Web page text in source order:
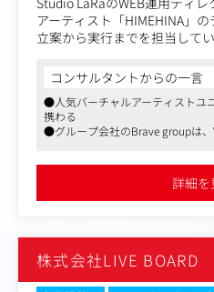
Google、Yahoo、LINE、X、
k、ASE、Taboola、Intimate
【SNSキャンペーン・SNS運
【関連領域】
CRM、キャンペーンプラット
施策、リテールメディア、
ョン、店頭販促、イベント連
アーティスト「HIMEHINA」
立案から実行までを担当して
トを創造する重要な役割を担
【具体的な業務内容】
・ヒメヒナのWEBコンテンツ
・公式サイトやSNSなどのデ
・コンテンツの効果測定・分
・社内クリエイティブチーム
コンサルタントからの一言
●人気バーチャルアーティストユ
携わる
●グループ会社のBrave groupは
詳細を
株式会社LIVE BOARD